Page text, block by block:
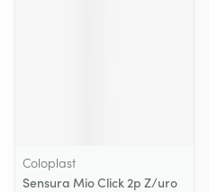
Coloplast
Sensura Mio Click 2p Z/uro